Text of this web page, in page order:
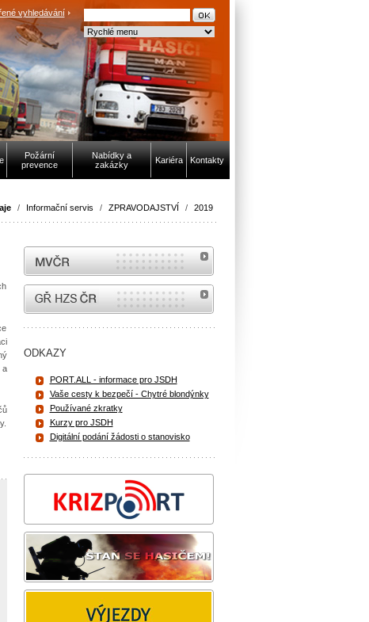
vyhledávání
Požární
prevence
Nabídky a
zakázky
Kariéra Kontakty
/ Informační servis / ZPRAVODAJSTVÍ / 2019
a
MVČR
internetové stránky Hasiči ČR
ODKAZY
PORT.ALL - informace pro JSDH
Vaše cesty k bezpečí - Chytré blondýnky
Používané zkratky
Kurzy pro JSDH
Digitální podání žádosti o stanovisko